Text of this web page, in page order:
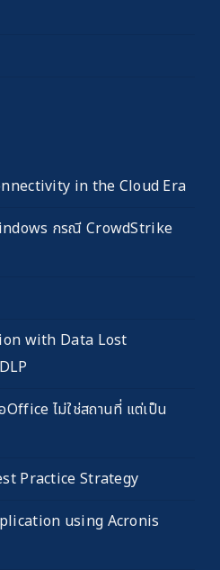
in the Cloud Era
กรณี CrowdStrike
with Data Lost
ไม่ใช่สถานที่ แต่เป็น
Practice Strategy
using Acronis